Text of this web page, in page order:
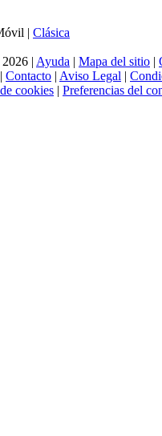
| Clásica
| Ayuda | Mapa del sitio |
| Contacto | Aviso Legal |
cookies | Preferencias del